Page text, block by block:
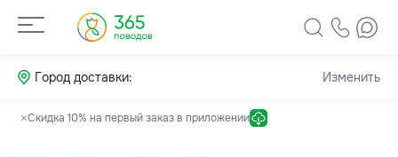
Город доставки: Изменить
Скидка 10% на первый заказ в приложении